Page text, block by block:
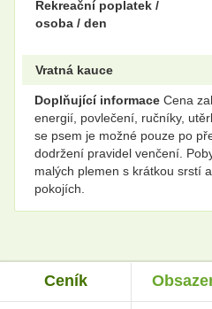
Rekreační poplatek /
osoba / den
Vratná kauce
Doplňující informace Cena
energií, povlečení, ručníky,
se psem je možné pouze po
dodržení pravidel venčení.
malých plemen s krátkou srstí
pokojích.
Ceník